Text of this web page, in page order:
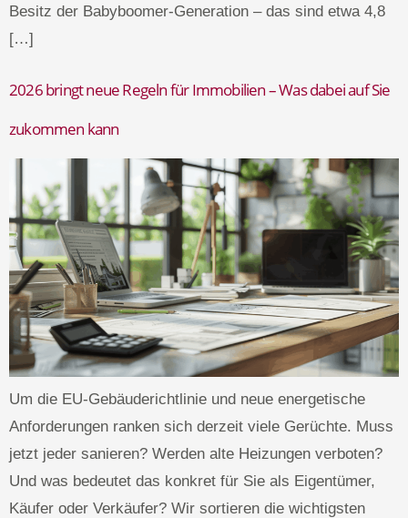
Besitz der Babyboomer-Generation – das sind etwa 4,8
[…]
2026 bringt neue Regeln für Immobilien – Was dabei auf Sie
zukommen kann
Um die EU-Gebäuderichtlinie und neue energetische
Anforderungen ranken sich derzeit viele Gerüchte. Muss
jetzt jeder sanieren? Werden alte Heizungen verboten?
Und was bedeutet das konkret für Sie als Eigentümer,
Käufer oder Verkäufer? Wir sortieren die wichtigsten